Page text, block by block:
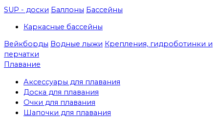
SUP - доски Баллоны Бассейны
Каркасные бассейны
Вейкборды Водные лыжи Крепления, гидроботинки и
перчатки
Плавание
Аксессуары для плавания
Доска для плавания
Очки для плавания
Шапочки для плавания